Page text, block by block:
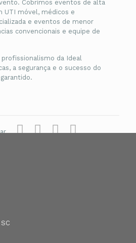
Cobrimos eventos de alta
UTI móvel, médicos e
e eventos de menor
convencionais e equipe de
profissionalismo da Ideal
a segurança e o sucesso do